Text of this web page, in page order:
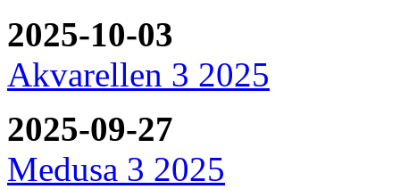
2025-10-03
Akvarellen 3 2025
2025-09-27
Medusa 3 2025